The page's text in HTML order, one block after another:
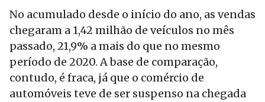
No acumulado desde o início do ano, as vendas
chegaram a 1,42 milhão de veículos no mês
passado, 21,9% a mais do que no mesmo
período de 2020. A base de comparação,
contudo, é fraca, já que o comércio de
automóveis teve de ser suspenso na chegada